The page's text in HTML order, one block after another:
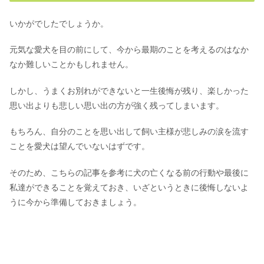
いかがでしたでしょうか。
元気な愛犬を目の前にして、今から最期のことを考えるのはなか
なか難しいことかもしれません。
しかし、うまくお別れができないと一生後悔が残り、楽しかった
思い出よりも悲しい思い出の方が強く残ってしまいます。
もちろん、自分のことを思い出して飼い主様が悲しみの涙を流す
ことを愛犬は望んでいないはずです。
そのため、こちらの記事を参考に犬の亡くなる前の行動や最後に
私達ができることを覚えておき、いざというときに後悔しないよ
うに今から準備しておきましょう。